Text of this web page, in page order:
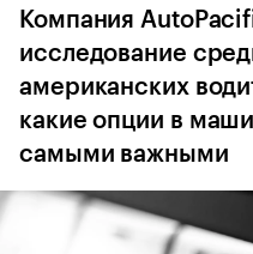
Компания
исследование
американских
какие опции в
самыми важными